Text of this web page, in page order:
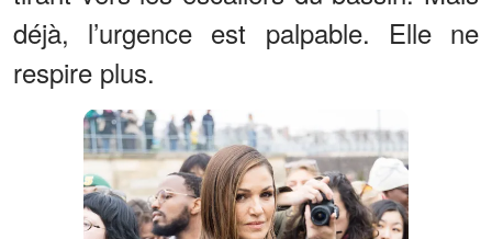
déjà, l’urgence est palpable. Elle ne
respire plus.